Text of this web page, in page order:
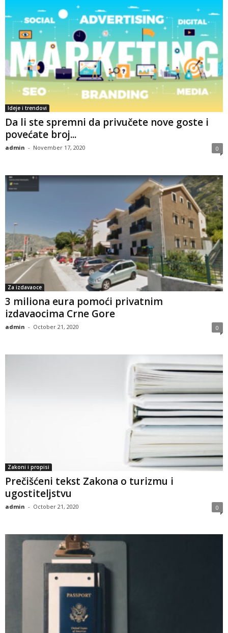
Ideje i trendovi
Da li ste spremni da privučete nove goste i
povećate broj...
admin - November 17, 2020 0
Za izdavaoce
3 miliona eura pomoći privatnim
izdavaocima Crne Gore
admin - October 21, 2020 0
Zakoni i propisi
Prečišćeni tekst Zakona o turizmu i
ugostiteljstvu
admin - October 21, 2020 0